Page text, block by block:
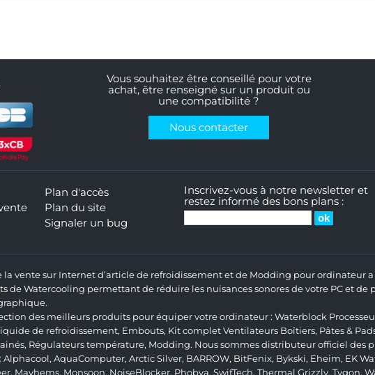
Vous souhaitez être conseillé pour votre
achat, être renseigné sur un produit ou
une compatibilité ?
Nous contacter
Plan d'accès
Plan du site
Signaler un bug
Inscrivez-vous à notre newsletter et
restez informé des bons plans :
la vente sur Internet d’article de refroidissement et de Modding pour ordinateur
de Watercooling permettant de réduire les nuisances sonores de votre PC et de
des meilleurs produits pour équiper votre ordinateur : Waterblock
de refroidissement, Embouts, Kit complet Ventilateurs Boîtiers, Pâtes &
, Régulateurs température, Modding. Nous sommes distributeur officiel des
Alphacool , AquaComputer, Arctic Silver, BARROW, BitFenix, Bykski, Eheim, EK
, Mayhems, Monsoon, NoiseBlocker, Phobya, SwifTech, Thermal Grizzly, Tygon,